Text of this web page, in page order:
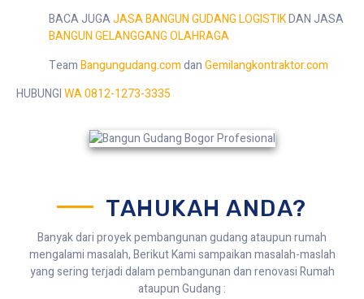
BACA JUGAJASA BANGUN GUDANG LOGISTIKDAN JASA
BANGUN GELANGGANG OLAHRAGA
TeamBangungudang.comdanGemilangkontraktor.com
HUBUNGIWA 0812-1273-3335
TAHUKAH ANDA?
Banyak dari proyek pembangunan gudang ataupun rumah
mengalami masalah, Berikut Kami sampaikan masalah-maslah
yang sering terjadi dalam pembangunan dan renovasi Rumah
ataupun Gudang :